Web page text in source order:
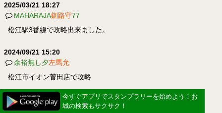
2025/03/21 18:27
MAHARAJA釧路守77
松江駅3番線で攻略出来ました。
2024/09/21 15:20
余裕無し夕左馬允
松江市イオン菅田店で攻略
2024/02/27 07:30
ムサコ中務卿
今すぐアプリでスタンプラリーを始めよう！お
城の検索もサクサク！
今すぐアプリでスタンプラリーを始めよう！お
城の検索もサクサク！